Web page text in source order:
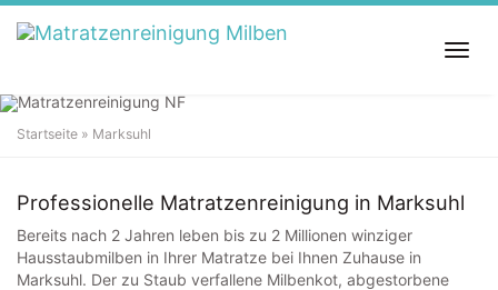
S
t
T
a
Startseite » Marksuhl
Professionelle Matratzenreinigung in Marksuhl
Bereits nach 2 Jahren leben bis zu 2 Millionen winziger
Hausstaubmilben in Ihrer Matratze bei Ihnen Zuhause in
Marksuhl. Der zu Staub verfallene Milbenkot, abgestorbene